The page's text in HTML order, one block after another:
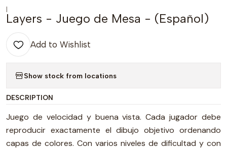
|
Layers - Juego de Mesa - (Español)
Add to Wishlist
Show stock from locations
DESCRIPTION
Juego de velocidad y buena vista. Cada jugador debe
reproducir exactamente el dibujo objetivo ordenando
capas de colores. Con varios niveles de dificultad y con